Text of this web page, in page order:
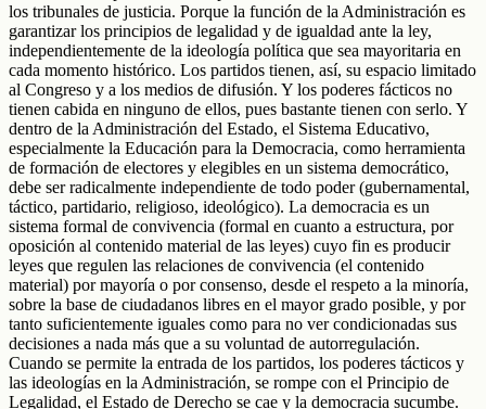
los tribunales de justicia. Porque la función de la Administración es
garantizar los principios de legalidad y de igualdad ante la ley,
independientemente de la ideología política que sea mayoritaria en
cada momento histórico. Los partidos tienen, así, su espacio limitado
al Congreso y a los medios de difusión. Y los poderes fácticos no
tienen cabida en ninguno de ellos, pues bastante tienen con serlo. Y
dentro de la Administración del Estado, el Sistema Educativo,
especialmente la Educación para la Democracia, como herramienta
de formación de electores y elegibles en un sistema democrático,
debe ser radicalmente independiente de todo poder (gubernamental,
táctico, partidario, religioso, ideológico). La democracia es un
sistema formal de convivencia (formal en cuanto a estructura, por
oposición al contenido material de las leyes) cuyo fin es producir
leyes que regulen las relaciones de convivencia (el contenido
material) por mayoría o por consenso, desde el respeto a la minoría,
sobre la base de ciudadanos libres en el mayor grado posible, y por
tanto suficientemente iguales como para no ver condicionadas sus
decisiones a nada más que a su voluntad de autorregulación.
Cuando se permite la entrada de los partidos, los poderes tácticos y
las ideologías en la Administración, se rompe con el Principio de
Legalidad, el Estado de Derecho se cae y la democracia sucumbe.